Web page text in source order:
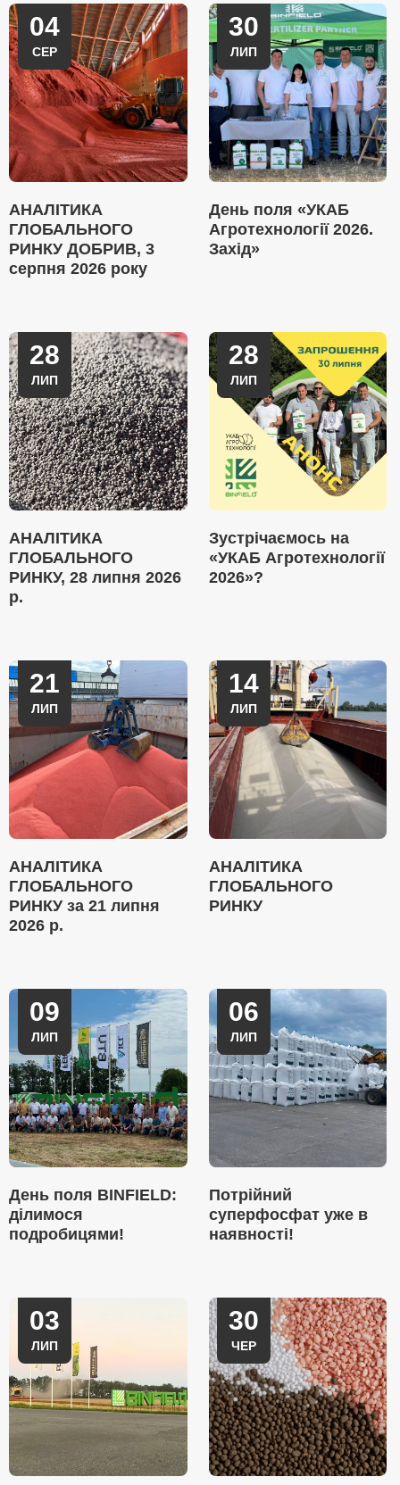
04
СЕР
АНАЛІТИКА
ГЛОБАЛЬНОГО
РИНКУ ДОБРИВ, 3
серпня 2026 року
30
ЛИП
День поля «УКАБ
Агротехнології 2026.
Захід»
28
ЛИП
АНАЛІТИКА
ГЛОБАЛЬНОГО
РИНКУ, 28 липня 2026
р.
28
ЛИП
Зустрічаємось на
«УКАБ Агротехнології
2026»?
21
ЛИП
АНАЛІТИКА
ГЛОБАЛЬНОГО
РИНКУ за 21 липня
2026 р.
14
ЛИП
АНАЛІТИКА
ГЛОБАЛЬНОГО
РИНКУ
09
ЛИП
День поля BINFIELD:
ділимося
подробицями!
06
ЛИП
Потрійний
суперфосфат уже в
наявності!
03
ЛИП
30
ЧЕР